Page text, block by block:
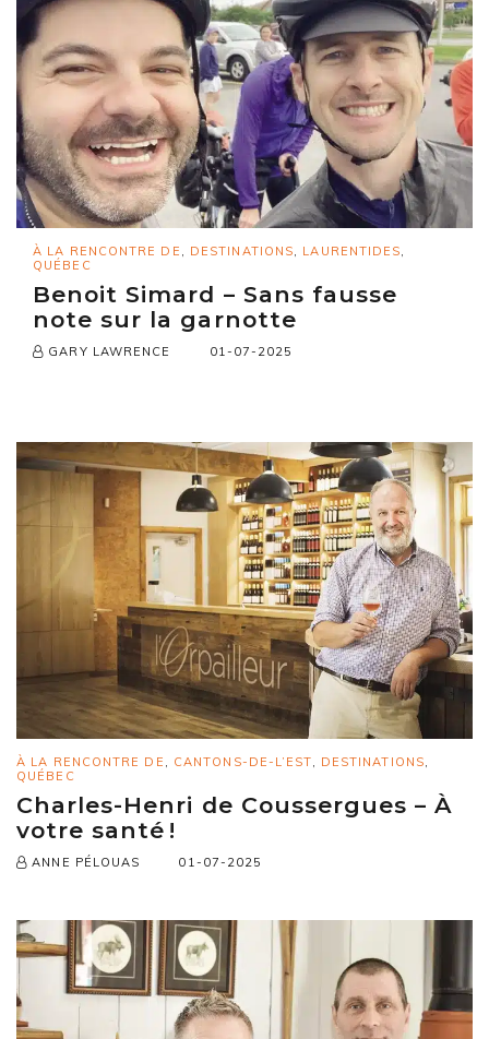
À LA RENCONTRE DE , DESTINATIONS, LAURENTIDES,
QUÉBEC
Benoit Simard – Sans fausse
note sur la garnotte
GARY LAWRENCE 01-07-2025
À LA RENCONTRE DE , CANTONS-DE-L’EST, DESTINATIONS,
QUÉBEC
Charles-Henri de Coussergues – À
votre santé !
ANNE PÉLOUAS 01-07-2025